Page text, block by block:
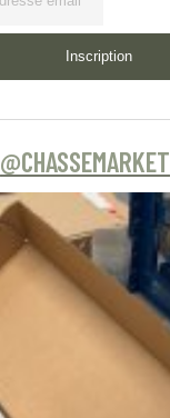
Inscription
@CHASSEMARKET